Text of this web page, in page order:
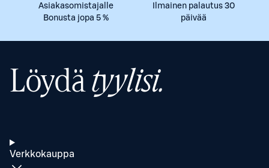
Asiakasomistajalle
Bonusta jopa 5 %
Ilmainen palautus 30
päivää
Löydätyylisi.
Verkkokauppa